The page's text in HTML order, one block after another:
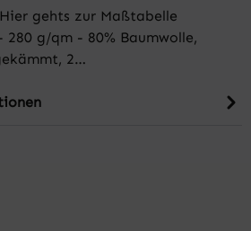
gehts zur Maßtabelle
g/qm - 80% Baumwolle,
2…